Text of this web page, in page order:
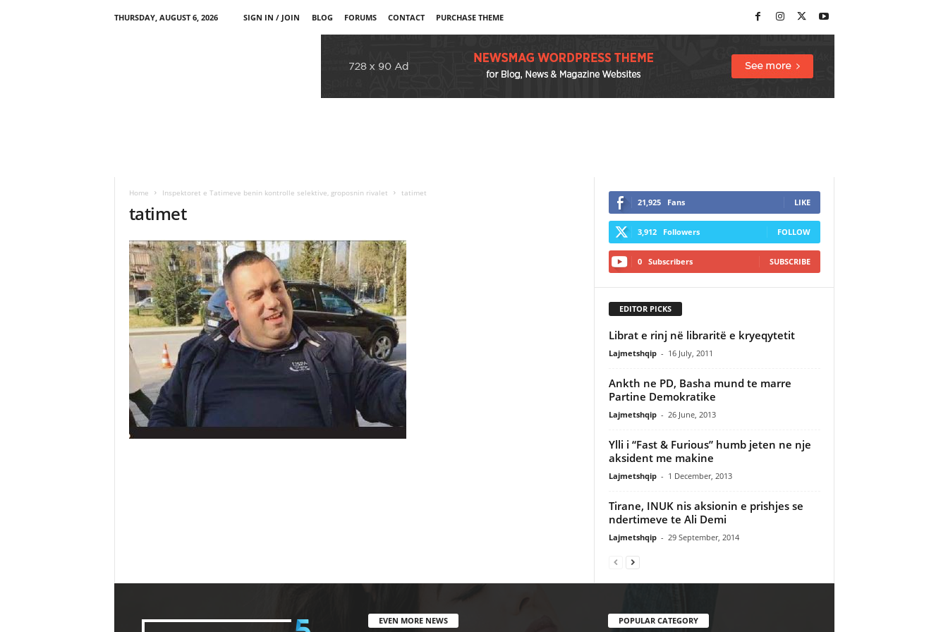
THURSDAY, AUGUST 6, 2026 SIGN IN / JOIN BLOG FORUMS CONTACT PURCHASE THEME
Home Inspektoret e Tatimeve benin kontrolle selektive, groposnin rivalet tatimet
tatimet 21,925 Fans LIKE
3,912 Followers FOLLOW
0 Subscribers SUBSCRIBE
EDITOR PICKS
Librat e rinj në libraritë e kryeqytetit
Lajmetshqip - 16 July, 2011
Ankth ne PD, Basha mund te marre
Partine Demokratike
Lajmetshqip - 26 June, 2013
Ylli i “Fast & Furious” humb jeten ne nje
aksident me makine
Lajmetshqip - 1 December, 2013
Tirane, INUK nis aksionin e prishjes se
ndertimeve te Ali Demi
Lajmetshqip - 29 September, 2014
EVEN MORE NEWS POPULAR CATEGORY